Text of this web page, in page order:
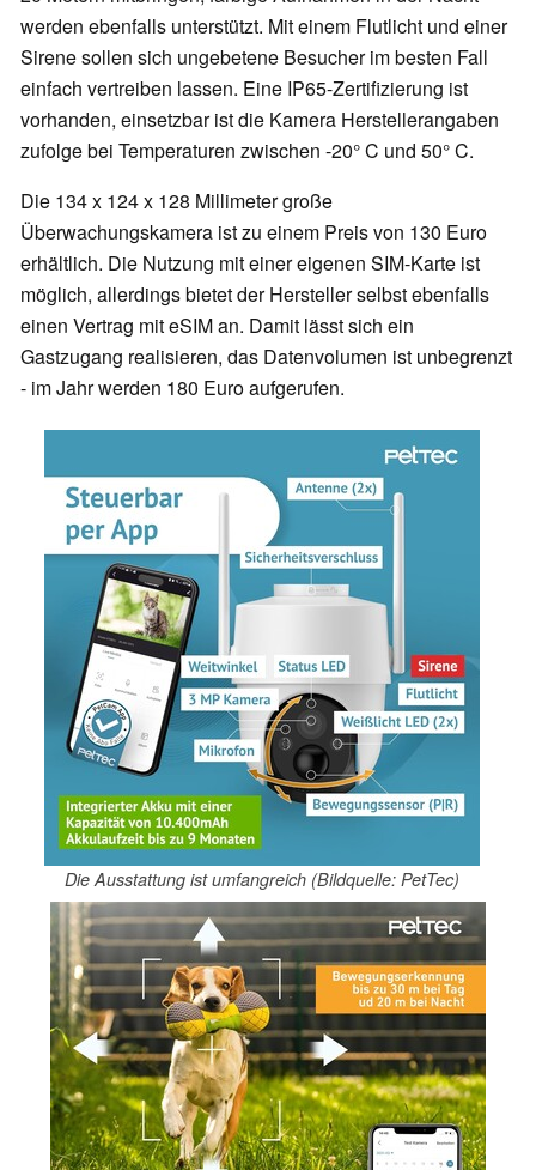
werden ebenfalls unterstützt. Mit einem Flutlicht und einer
Sirene sollen sich ungebetene Besucher im besten Fall
einfach vertreiben lassen. Eine IP65-Zertifizierung ist
vorhanden, einsetzbar ist die Kamera Herstellerangaben
zufolge bei Temperaturen zwischen -20° C und 50° C.
Die 134 x 124 x 128 Millimeter große
Überwachungskamera ist zu einem Preis von 130 Euro
erhältlich. Die Nutzung mit einer eigenen SIM-Karte ist
möglich, allerdings bietet der Hersteller selbst ebenfalls
einen Vertrag mit eSIM an. Damit lässt sich ein
Gastzugang realisieren, das Datenvolumen ist unbegrenzt
- im Jahr werden 180 Euro aufgerufen.
Die Ausstattung ist umfangreich (Bildquelle: PetTec)